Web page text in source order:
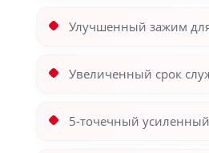
Улучшенный зажим
Увеличенный срок
5-точечный